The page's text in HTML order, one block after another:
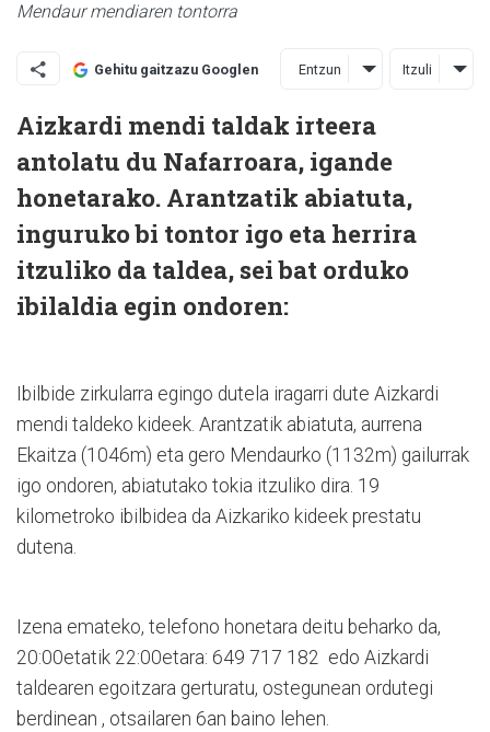
Mendaur mendiaren tontorra
Gehitu gaitzazu Googlen Entzun Itzuli
Aizkardi mendi taldak irteera
antolatu du Nafarroara, igande
honetarako. Arantzatik abiatuta,
inguruko bi tontor igo eta herrira
itzuliko da taldea, sei bat orduko
ibilaldia egin ondoren:
Ibilbide zirkularra egingo dutela iragarri dute Aizkardi
mendi taldeko kideek. Arantzatik abiatuta, aurrena
Ekaitza (1046m) eta gero Mendaurko (1132m) gailurrak
igo ondoren, abiatutako tokia itzuliko dira. 19
kilometroko ibilbidea da Aizkariko kideek prestatu
dutena.
Izena emateko, telefono honetara deitu beharko da,
20:00etatik 22:00etara: 649 717 182 edo Aizkardi
taldearen egoitzara gerturatu, ostegunean ordutegi
berdinean , otsailaren 6an baino lehen.